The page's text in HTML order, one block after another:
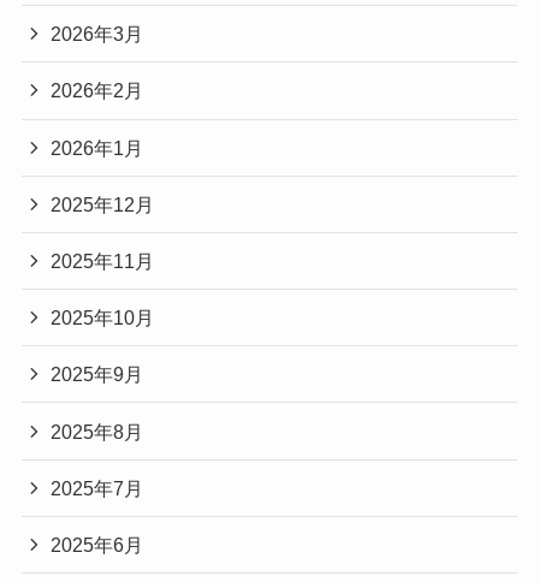
2026年3月
2026年2月
2026年1月
2025年12月
2025年11月
2025年10月
2025年9月
2025年8月
2025年7月
2025年6月